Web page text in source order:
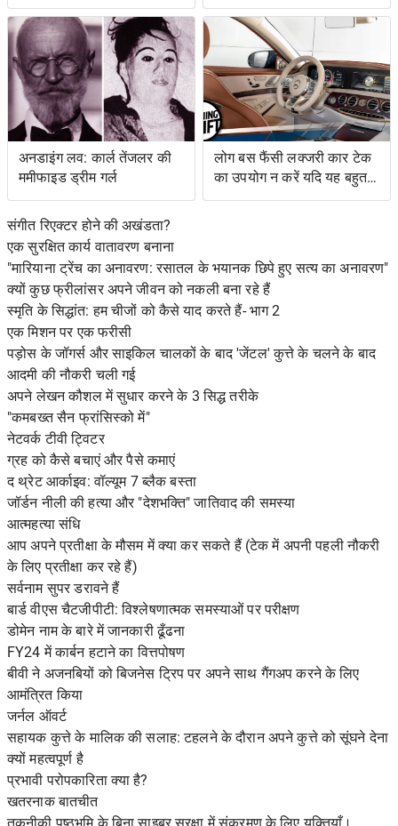
वीडियो
स्वाद के साथ एक बचत किसान
के लिए नेतृत्व की
अनडाइंग लव: कार्ल तेंजलर की
ममीफाइड ड्रीम गर्ल
लोग बस फैंसी लक्जरी कार टेक
का उपयोग न करें यदि यह बहुत
जटिल है
संगीत रिएक्टर होने की अखंडता?
एक सुरक्षित कार्य वातावरण बनाना
"मारियाना ट्रेंच का अनावरण: रसातल के भयानक छिपे हुए सत्य का अनावरण"
क्यों कुछ फ्रीलांसर अपने जीवन को नकली बना रहे हैं
स्मृति के सिद्धांत: हम चीजों को कैसे याद करते हैं- भाग 2
एक मिशन पर एक फरीसी
पड़ोस के जॉगर्स और साइकिल चालकों के बाद 'जेंटल' कुत्ते के चलने के बाद
आदमी की नौकरी चली गई
अपने लेखन कौशल में सुधार करने के 3 सिद्ध तरीके
"कमबख्त सैन फ्रांसिस्को में"
नेटवर्क टीवी ट्विटर
ग्रह को कैसे बचाएं और पैसे कमाएं
द थ्रेट आर्काइव: वॉल्यूम 7 ब्लैक बस्ता
जॉर्डन नीली की हत्या और "देशभक्ति" जातिवाद की समस्या
आत्महत्या संधि
आप अपने प्रतीक्षा के मौसम में क्या कर सकते हैं (टेक में अपनी पहली नौकरी
के लिए प्रतीक्षा कर रहे हैं)
सर्वनाम सुपर डरावने हैं
बार्ड वीएस चैटजीपीटी: विश्लेषणात्मक समस्याओं पर परीक्षण
डोमेन नाम के बारे में जानकारी ढूँढना
FY24 में कार्बन हटाने का वित्तपोषण
बीवी ने अजनबियों को बिजनेस ट्रिप पर अपने साथ गैंगअप करने के लिए
आमंत्रित किया
जर्नल ऑवर्ट
सहायक कुत्ते के मालिक की सलाह: टहलने के दौरान अपने कुत्ते को सूंघने देना
क्यों महत्वपूर्ण है
प्रभावी परोपकारिता क्या है?
खतरनाक बातचीत